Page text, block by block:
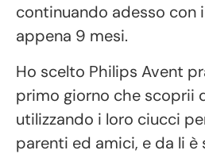
continuando adesso con
appena 9 mesi.
Ho scelto Philips Avent
primo giorno che scoprii
utilizzando i loro ciucci
parenti ed amici, e da li è